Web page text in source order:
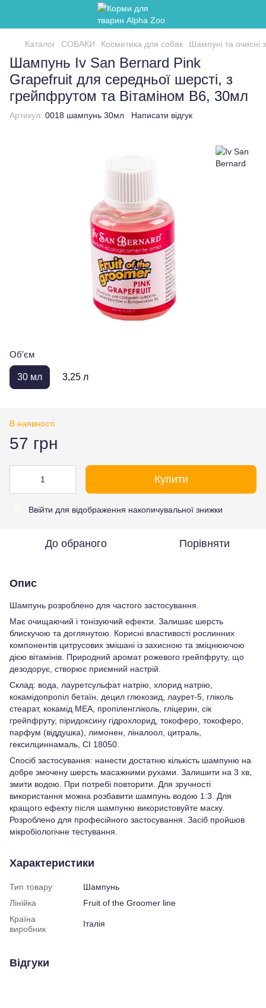
Каталог СОБАКИ Косметика для собак Шампуні та очисні
Шампунь Iv San Bernard Pink
Grapefruit для середньої шерсті, з
грейпфрутом та Вітаміном В6, 30мл
Артикул: 0018 шампунь 30мл Написати відгук
Об'єм
30 мл 3,25 л
В наявності
57 грн
Купити
Ввійти для відображення накопичувальної знижки
До обраного Порівняти
Опис
Шампунь розроблено для частого застосування.
Має очищаючий і тонізуючий ефекти. Залишає шерсть
блискучою та доглянутою. Корисні властивості рослинних
компонентів цитрусових змішані із захисною та зміцнюючою
дією вітамінів. Природний аромат рожевого грейпфруту, що
дезодорує, створює приємний настрій.
Склад: вода, лауретсульфат натрію, хлорид натрію,
кокамідопропіл бетаїн, децил глюкозид, лаурет-5, гліколь
стеарат, кокамід МЕА, пропіленгліколь, гліцерин, сік
грейпфруту, піридоксину гідрохлорид, токоферо, токоферо,
парфум (віддушка), лимонен, ліналоол, цитраль,
гексилциннамаль, CI 18050.
Спосіб застосування: нанести достатню кількість шампуню на
добре змочену шерсть масажними рухами. Залишити на 3 хв,
змити водою. При потребі повторити. Для зручності
використання можна розбавити шампунь водою 1:3. Для
кращого ефекту після шампуню використовуйте маску.
Розроблено для професійного застосування. Засіб пройшов
мікробіологічне тестування.
Характеристики
Тип товару
Шампунь
Лінійка
Fruit of the Groomer line
Країна
виробник
Італія
Відгуки